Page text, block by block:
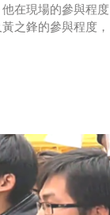
在現場的參與程度
之鋒的參與程度，